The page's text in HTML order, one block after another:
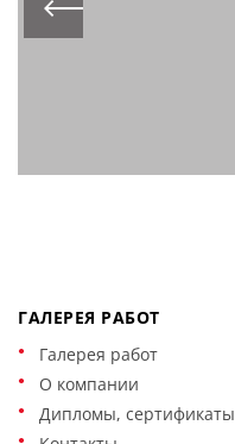
ГАЛЕРЕЯ РАБОТ
Галерея работ
О компании
Дипломы, сертификаты